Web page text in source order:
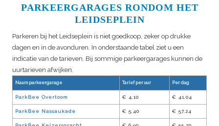
PARKEERGARAGES RONDOM HET
LEIDSEPLEIN
Parkeren bij het Leidseplein is niet goedkoop, zeker op drukke
dagen en in de avonduren. In onderstaande tabel ziet u een
indicatie van de tarieven. Bij sommige parkeergarages kunnen de
uurtarieven afwijken.
Naam parkeergarage Tarief per uur Per dag
ParkBee Overtoom € 4,10 € 41,04
ParkBee Nassaukade € 5,40 € 57,24